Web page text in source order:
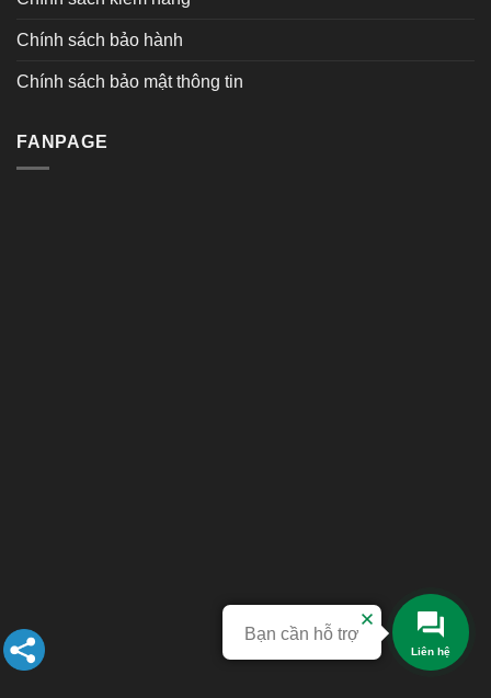
Chính sách bảo hành
Chính sách bảo mật thông tin
FANPAGE
Liên hệ
Bạn cần hỗ trợ